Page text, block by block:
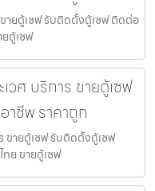
ขายตู้เซฟ รับติดตั้งตู้เซฟ ติดต่อ
ตู้เซฟ
วศ บริการ ขายตู้เซฟ
ชีพ ราคาถูก
ขายตู้เซฟ รับติดตั้งตู้เซฟ
ย ขายตู้เซฟ